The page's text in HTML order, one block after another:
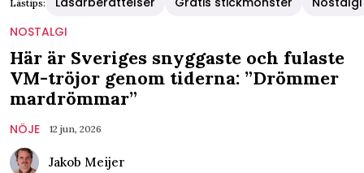
Lästips:
NOSTALGI
Här är Sveriges snyggaste och fulaste
VM-tröjor genom tiderna: ”Drömmer
mardrömmar”
NÖJE 12 jun, 2026
Jakob Meijer